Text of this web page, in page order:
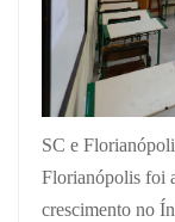
SC e
Florianópolis foi
crescimento no